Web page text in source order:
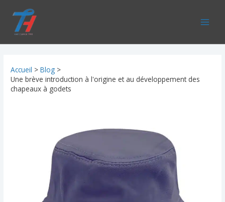
contenu
Accueil
Blog
Une brève introduction à l'origine et au développement des
chapeaux à godets